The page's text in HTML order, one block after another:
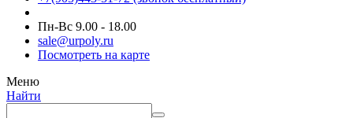
Пн-Вс 9.00 - 18.00
sale@urpoly.ru
Посмотреть на карте
Меню
Найти